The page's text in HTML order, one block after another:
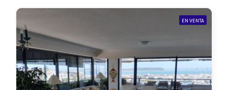
EN VENTA